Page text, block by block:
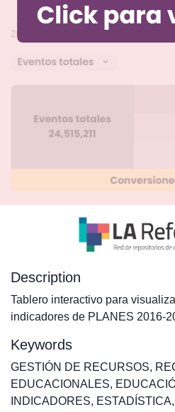
Description
Tablero interactivo para
indicadores de PLANES 2016-
Keywords
GESTIÓN DE RECURSOS,
EDUCACIONALES,
INDICADORES, ESTADÍSTICA,